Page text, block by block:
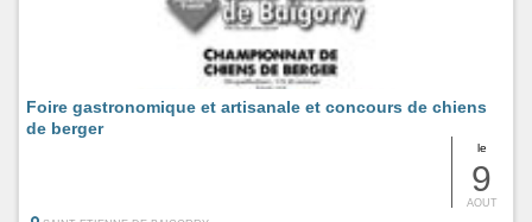
le
9
AOUT
Foire gastronomique et artisanale et concours de chiens
de berger